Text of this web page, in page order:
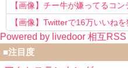
【画像】チー牛が嫌ってるコ
確定ｗｗ
【画像】Twitterで16万いいね
リで草www
Powered by livedoor 相互RSS
■注目度